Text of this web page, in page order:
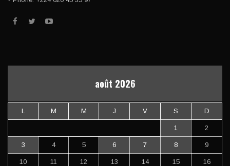
août 2026
L M M J V S D
1 2
3 4 5 6 7 8 9
10 11 12 13 14 15 16